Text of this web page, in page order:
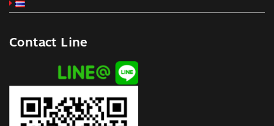
Contact Line